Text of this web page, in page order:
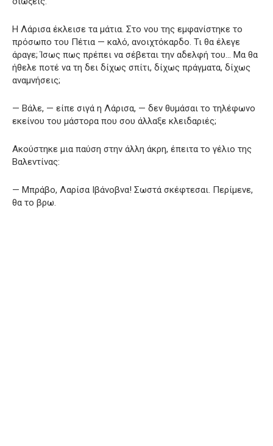
Η Λάρισα έκλεισε τα μάτια. Στο νου της εμφανίστηκε το
πρόσωπο του Πέτια — καλό, ανοιχτόκαρδο. Τι θα έλεγε
άραγε; Ίσως πως πρέπει να σέβεται την αδελφή του… Μα θα
ήθελε ποτέ να τη δει δίχως σπίτι, δίχως πράγματα, δίχως
αναμνήσεις;
— Βάλε, — είπε σιγά η Λάρισα, — δεν θυμάσαι το τηλέφωνο
εκείνου του μάστορα που σου άλλαξε κλειδαριές;
Ακούστηκε μια παύση στην άλλη άκρη, έπειτα το γέλιο της
Βαλεντίνας:
— Μπράβο, Λαρίσα Ιβάνοβνα! Σωστά σκέφτεσαι. Περίμενε,
θα το βρω.